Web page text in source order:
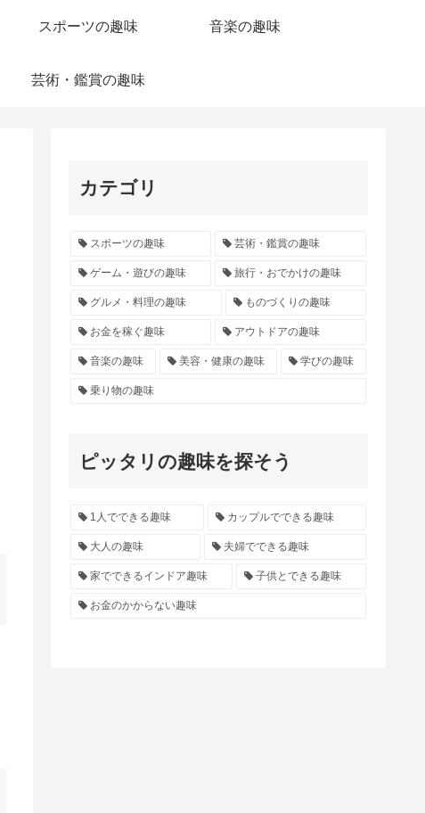
スポーツの趣味 音楽の趣味
芸術・鑑賞の趣味
カテゴリ
スポーツの趣味 芸術・鑑賞の趣味
ゲーム・遊びの趣味 旅行・おでかけの趣味
グルメ・料理の趣味 ものづくりの趣味
お金を稼ぐ趣味 アウトドアの趣味
音楽の趣味 美容・健康の趣味 学びの趣味
乗り物の趣味
ピッタリの趣味を探そう
1人でできる趣味 カップルでできる趣味
大人の趣味 夫婦でできる趣味
家でできるインドア趣味 子供とできる趣味
お金のかからない趣味